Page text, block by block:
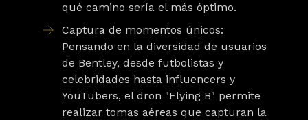
qué camino sería el más óptimo.
Captura de momentos únicos:
Pensando en la diversidad de usuarios
de Bentley, desde futbolistas y
celebridades hasta influencers y
YouTubers, el dron "Flying B" permite
realizar tomas aéreas que capturan la